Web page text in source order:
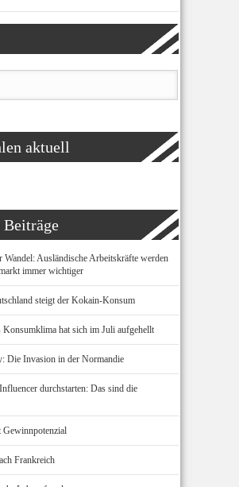
aktuell
Wandel: Ausländische Arbeitskräfte werden
immer wichtiger
steigt der Kokain-Konsum
Konsumklima hat sich im Juli aufgehellt
Die Invasion in der Normandie
durchstarten: Das sind die
Gewinnpotenzial
Frankreich